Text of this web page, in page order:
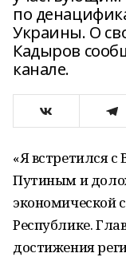
по
Украины. О
Кадыров
канале.
«Я встретился
Путиным и
экономической
Республике.
достижения